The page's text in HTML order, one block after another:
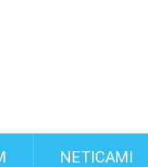
NETICAMI